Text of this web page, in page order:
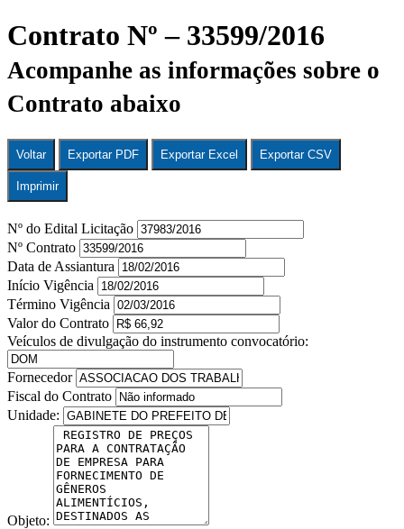
Contrato Nº – 33599/2016
Acompanhe as informações sobre o
Contrato abaixo
Voltar Exportar PDF Exportar Excel Exportar CSV
Imprimir
Nº do Edital Licitação
Nº Contrato
Data de Assiantura
Início Vigência
Término Vigência
Valor do Contrato
Veículos de divulgação do instrumento convocatório:
Fornecedor
Fiscal do Contrato
Unidade:
Objeto: